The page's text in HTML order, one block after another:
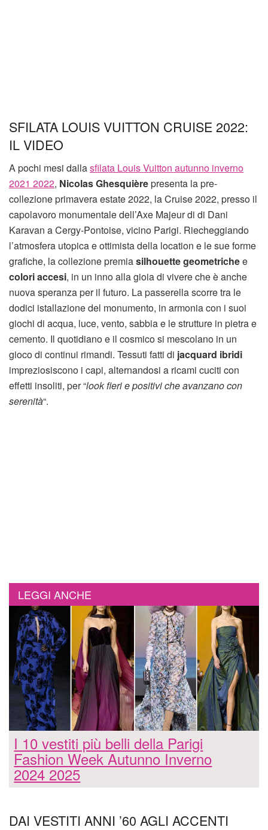
SFILATA LOUIS VUITTON CRUISE 2022:
IL VIDEO
A pochi mesi dallasfilata Louis Vuitton autunno inverno
2021 2022, Nicolas Ghesquièrepresenta la pre-
collezione primavera estate 2022, la Cruise 2022, presso il
capolavoro monumentale dell’Axe Majeur di di Dani
Karavan a Cergy-Pontoise, vicino Parigi. Riecheggiando
l’atmosfera utopica e ottimista della location e le sue forme
grafiche, la collezione premiasilhouette geometrichee
colori accesi, in un inno alla gioia di vivere che è anche
nuova speranza per il futuro. La passerella scorre tra le
dodici istallazione del monumento, in armonia con i suoi
giochi di acqua, luce, vento, sabbia e le strutture in pietra e
cemento. Il quotidiano e il cosmico si mescolano in un
gioco di continui rimandi. Tessuti fatti di jacquard ibridi
impreziosiscono i capi, alternandosi a ricami cuciti con
effetti insoliti, per “look fieri e positivi che avanzano con
serenità“.
LEGGI ANCHE
I 10 vestiti più belli della Parigi
Fashion Week Autunno Inverno
2024 2025
DAI VESTITI ANNI ’60 AGLI ACCENTI